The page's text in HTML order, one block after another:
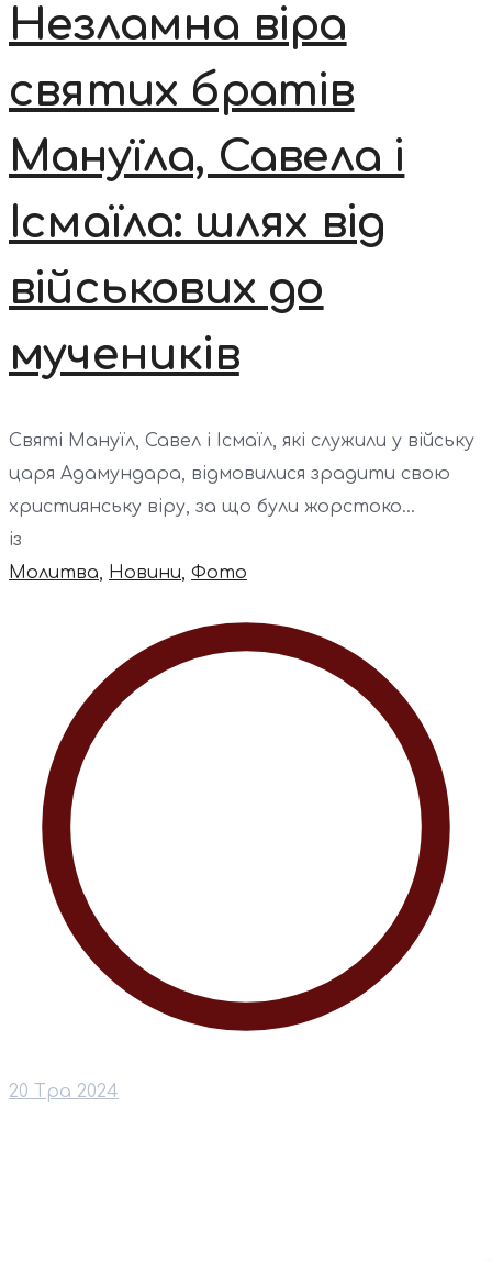
Незламна віра
святих братів
Мануїла, Савела і
Ісмаїла: шлях від
військових до
мучеників
Святі Мануїл, Савел і Ісмаїл, які служили у війську
царя Адамундара, відмовилися зрадити свою
християнську віру, за що були жорстоко...
із
Молитва, Новини, Фото
20 Тра 2024